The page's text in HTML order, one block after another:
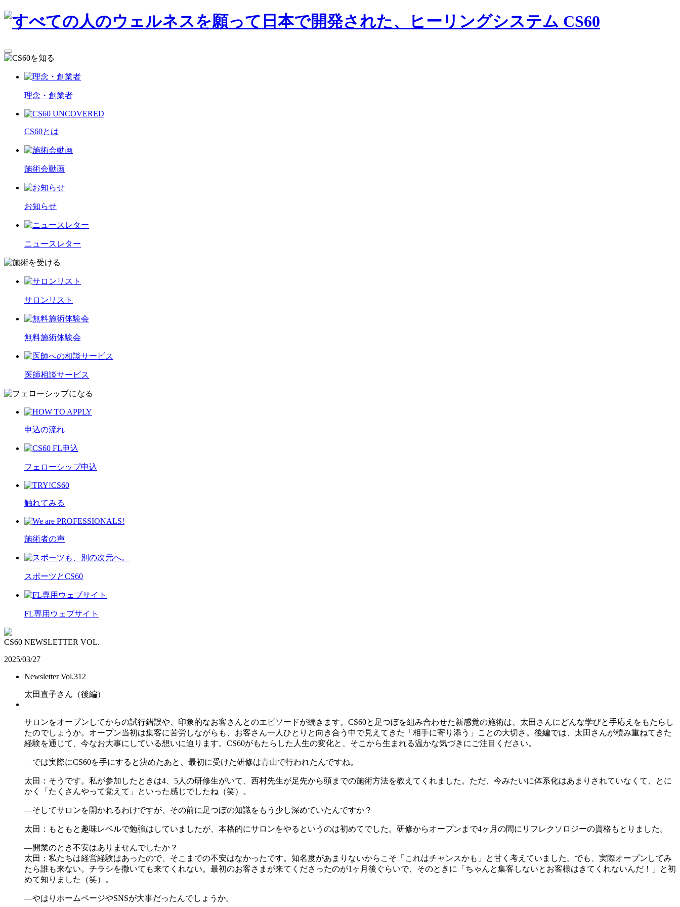
理念・創業者
CS60とは
施術会動画
お知らせ
ニュースレター
サロンリスト
無料施術体験会
医師相談サービス
申込の流れ
フェローシップ申込
触れてみる
施術者の声
スポーツとCS60
FL専用ウェブサイト
CS60 NEWSLETTER VOL.
2025/03/27
Newsletter Vol.312
太田直子さん（後編）
サロンをオープンしてからの試行錯誤や、印象的なお客さんとのエピソードが続きます。CS60と足つぼを組み合わせた新感覚の施術は、太田さんにどんな学びと手応えをもたらし
たのでしょうか。オープン当初は集客に苦労しながらも、お客さん一人ひとりと向き合う中で見えてきた「相手に寄り添う」ことの大切さ。後編では、太田さんが積み重ねてきた
経験を通じて、今なお大事にしている想いに迫ります。CS60がもたらした人生の変化と、そこから生まれる温かな気づきにご注目ください。
―では実際にCS60を手にすると決めたあと、最初に受けた研修は青山で行われたんですね。
太田：そうです。私が参加したときは4、5人の研修生がいて、西村先生が足先から頭までの施術方法を教えてくれました。ただ、今みたいに体系化はあまりされていなくて、とに
かく「たくさんやって覚えて」といった感じでしたね（笑）。
―そしてサロンを開かれるわけですが、その前に足つぼの知識をもう少し深めていたんですか？
太田：もともと趣味レベルで勉強はしていましたが、本格的にサロンをやるというのは初めてでした。研修からオープンまで4ヶ月の間にリフレクソロジーの資格もとりました。
―開業のとき不安はありませんでしたか？
太田：私たちは経営経験はあったので、そこまでの不安はなかったです。知名度があまりないからこそ「これはチャンスかも」と甘く考えていました。でも、実際オープンしてみ
たら誰も来ない。チラシを撒いても来てくれない。最初のお客さまが来てくださったのが1ヶ月後ぐらいで、そのときに「ちゃんと集客しないとお客様はきてくれないんだ！」と初
めて知りました（笑）。
―やはりホームページやSNSが大事だったんでしょうか。